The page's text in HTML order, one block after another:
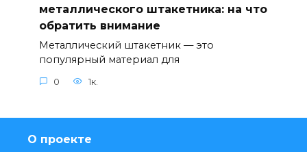
металлического штакетника: на что
обратить внимание
Металлический штакетник — это
популярный материал для
0 1к.
О проекте